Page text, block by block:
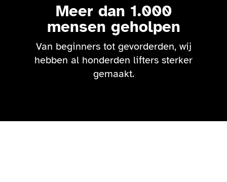
Meer dan 1.000
mensen geholpen
Van beginners tot gevorderden, wij
hebben al honderden lifters sterker
gemaakt.